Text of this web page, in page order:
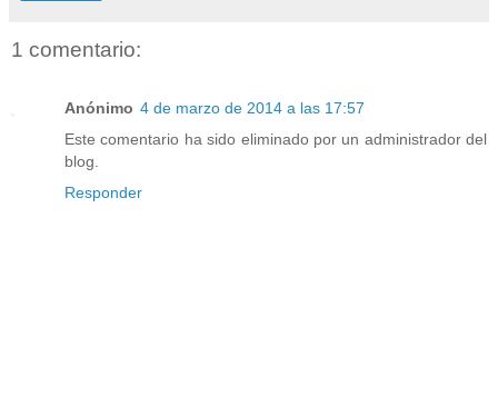
1 comentario:
Anónimo 4 de marzo de 2014 a las 17:57
Este comentario ha sido eliminado por un administrador del
blog.
Responder